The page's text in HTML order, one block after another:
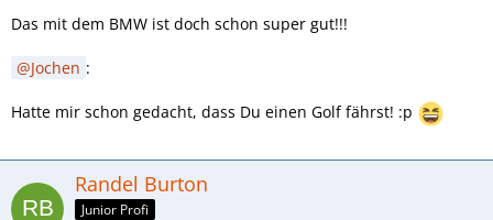
Das mit dem BMW ist doch schon super gut!!!
Jochen :
Hatte mir schon gedacht, dass Du einen Golf fährst! :p
Randel Burton
Junior Profi